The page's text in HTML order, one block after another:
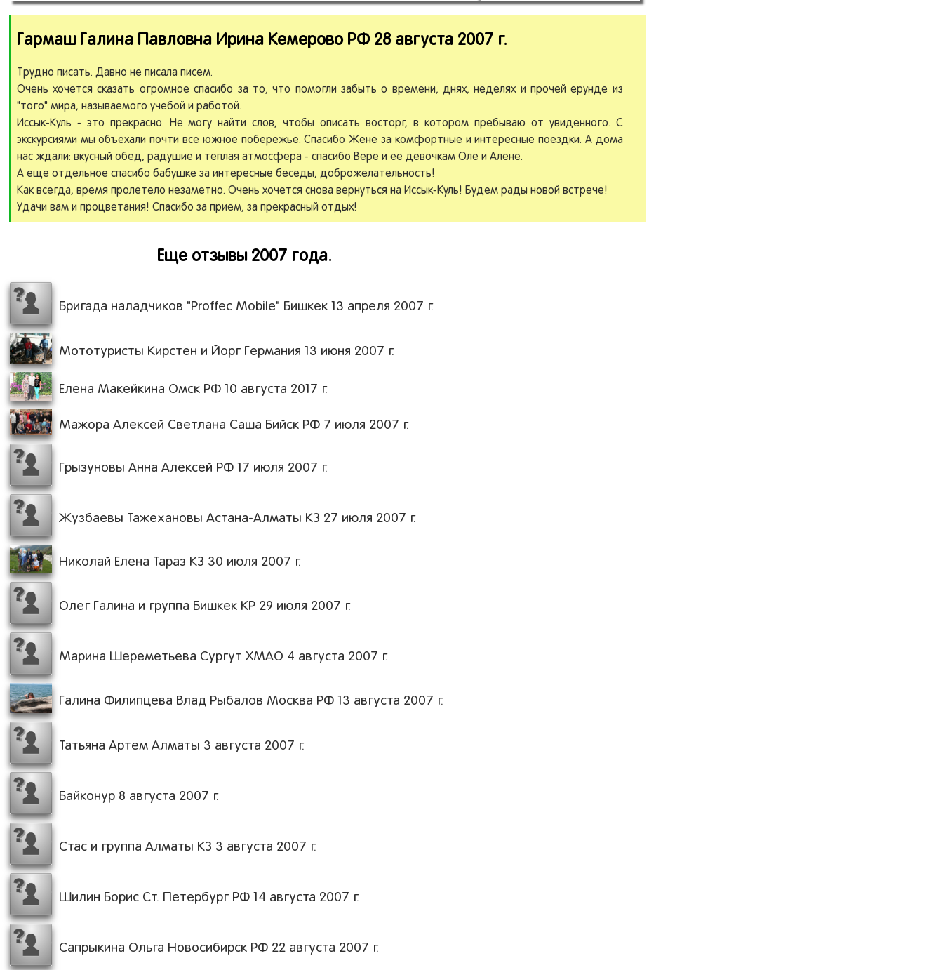
Гармаш Галина Павловна Ирина Кемерово РФ 28 августа 2007 г.
Трудно писать. Давно не писала писем.
Очень хочется сказать огромное спасибо за то, что помогли забыть о времени, днях, неделях и прочей ерунде из
"того" мира, называемого учебой и работой.
Иссык-Куль - это прекрасно. Не могу найти слов, чтобы описать восторг, в котором пребываю от увиденного. С
экскурсиями мы объехали почти все южное побережье. Спасибо Жене за комфортные и интересные поездки. А дома
нас ждали: вкусный обед, радушие и теплая атмосфера - спасибо Вере и ее девочкам Оле и Алене.
А еще отдельное спасибо бабушке за интересные беседы, доброжелательность!
Как всегда, время пролетело незаметно. Очень хочется снова вернуться на Иссык-Куль! Будем рады новой встрече!
Удачи вам и процветания! Спасибо за прием, за прекрасный отдых!
Еще отзывы 2007 года.
Бригада наладчиков "Proffec Mobile" Бишкек 13 апреля 2007 г.
Мототуристы Кирстен и Йорг Германия 13 июня 2007 г.
Елена Макейкина Омск РФ 10 августа 2017 г.
Мажора Алексей Светлана Саша Бийск РФ 7 июля 2007 г.
Грызуновы Анна Алексей РФ 17 июля 2007 г.
Жузбаевы Тажехановы Астана-Алматы КЗ 27 июля 2007 г.
Николай Елена Тараз КЗ 30 июля 2007 г.
Олег Галина и группа Бишкек КР 29 июля 2007 г.
Марина Шереметьева Сургут ХМАО 4 августа 2007 г.
Галина Филипцева Влад Рыбалов Москва РФ 13 августа 2007 г.
Татьяна Артем Алматы 3 августа 2007 г.
Байконур 8 августа 2007 г.
Стас и группа Алматы КЗ 3 августа 2007 г.
Шилин Борис Ст. Петербург РФ 14 августа 2007 г.
Сапрыкина Ольга Новосибирск РФ 22 августа 2007 г.